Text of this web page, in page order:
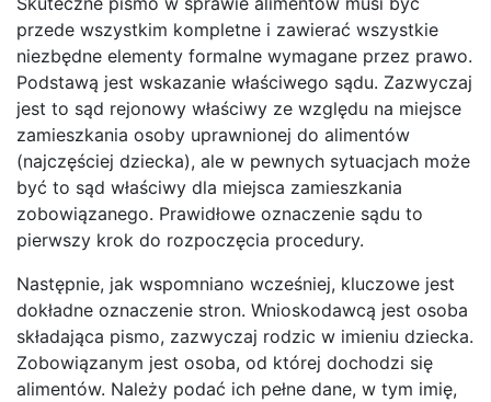
przede wszystkim kompletne i zawierać wszystkie
niezbędne elementy formalne wymagane przez prawo.
Podstawą jest wskazanie właściwego sądu. Zazwyczaj
jest to sąd rejonowy właściwy ze względu na miejsce
zamieszkania osoby uprawnionej do alimentów
(najczęściej dziecka), ale w pewnych sytuacjach może
być to sąd właściwy dla miejsca zamieszkania
zobowiązanego. Prawidłowe oznaczenie sądu to
pierwszy krok do rozpoczęcia procedury.
Następnie, jak wspomniano wcześniej, kluczowe jest
dokładne oznaczenie stron. Wnioskodawcą jest osoba
składająca pismo, zazwyczaj rodzic w imieniu dziecka.
Zobowiązanym jest osoba, od której dochodzi się
alimentów. Należy podać ich pełne dane, w tym imię,